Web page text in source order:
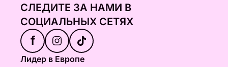
СЛЕДИТЕ ЗА НАМИ В
СОЦИАЛЬНЫХ СЕТЯХ
f
Лидер в Европе